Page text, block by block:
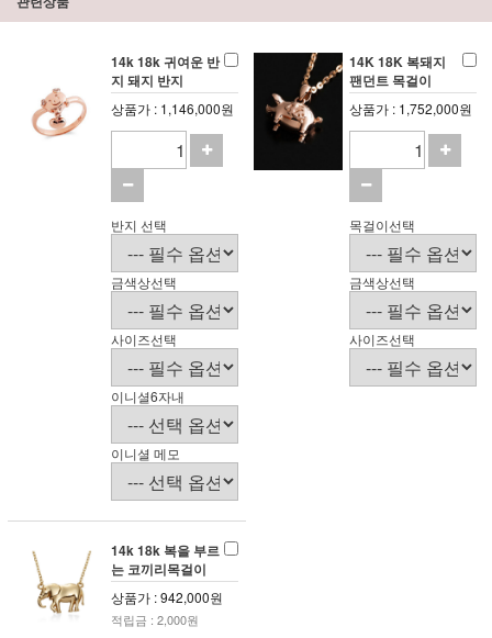
14k 18k 귀여운 반
지 돼지 반지
상품가 : 1,146,000원
반지 선택
금색상선택
사이즈선택
이니셜6자내
이니셜 메모
14K 18K 복돼지
팬던트 목걸이
상품가 : 1,752,000원
목걸이선택
금색상선택
사이즈선택
14k 18k 복을 부르
는 코끼리목걸이
상품가 : 942,000원
적립금 : 2,000원